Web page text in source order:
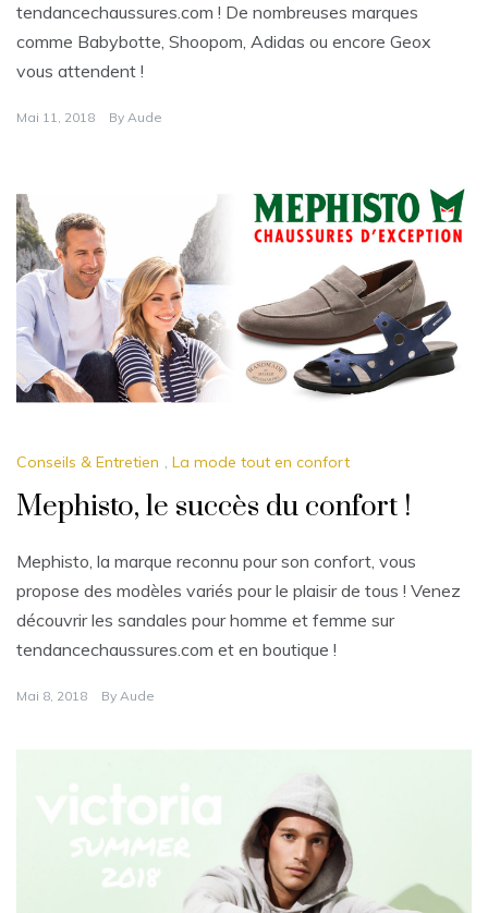
tendancechaussures.com ! De nombreuses marques
comme Babybotte, Shoopom, Adidas ou encore Geox
vous attendent !
Mai 11, 2018 By Aude
Conseils & Entretien , La mode tout en confort
Mephisto, le succès du confort !
Mephisto, la marque reconnu pour son confort, vous
propose des modèles variés pour le plaisir de tous ! Venez
découvrir les sandales pour homme et femme sur
tendancechaussures.com et en boutique !
Mai 8, 2018 By Aude